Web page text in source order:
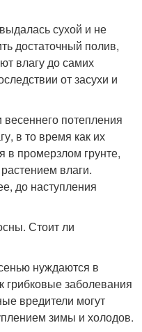
сухой и не
достаточный полив,
влагу до самих
от засухи и
потепления
в то время как их
в промерзлом грунте,
влаги.
до наступления
нуждаются в
грибковые заболевания
вредители могут
зимы и холодов.